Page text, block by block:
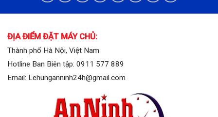
ĐỊA ĐIỂM ĐẶT MÁY CHỦ:
Thành phố Hà Nội, Việt Nam
Hotline Ban Biên tập: 0911 577 889
Email: Lehunganninh24h@gmail.com